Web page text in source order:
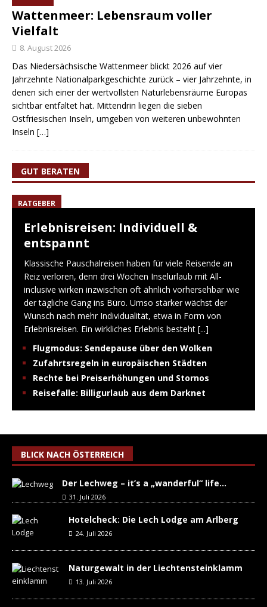
Wattenmeer: Lebensraum voller
Vielfalt
8. August 2026
Das Niedersächsische Wattenmeer blickt 2026 auf vier
Jahrzehnte Nationalparkgeschichte zurück – vier Jahrzehnte, in
denen sich einer der wertvollsten Naturlebensräume Europas
sichtbar entfaltet hat. Mittendrin liegen die sieben
Ostfriesischen Inseln, umgeben von weiteren unbewohnten
Inseln […]
GUT BERATEN
RATGEBER
Erlebnisreisen: Individuell &
entspannt
Klassische Pauschalreisen haben für viele Reisende an
Reiz verloren, denn drei Wochen Inselurlaub mit All-
inclusive wirken inzwischen oft ähnlich vorhersehbar wie
der tägliche Gang ins Büro. Umso stärker wächst der
Wunsch nach mehr Individualität, etwa in Form von
Erlebnisreisen. Ein wirkliches Erlebnis besteht [...]
Flugmodus: Sendepause über den Wolken
Zufahrtsregeln in europäischen Städten
Rechte bei Preiserhöhungen und Stornos
Reisefalle: Billigurlaub aus dem Darknet
BLICK NACH ÖSTERREICH
Der Lechweg – it’s a „wanderful“ life…
31. Juli 2026
Hotelcheck: Die Lech Lodge am Arlberg
24. Juli 2026
Naturgewalt in der Liechtensteinklamm
13. Juli 2026